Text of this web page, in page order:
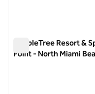
DoubleTree Resort &
Point - North Miami